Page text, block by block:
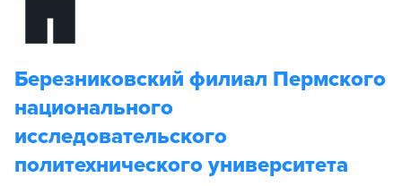
Березниковский филиал Пермского
национального
исследовательского
политехнического университета